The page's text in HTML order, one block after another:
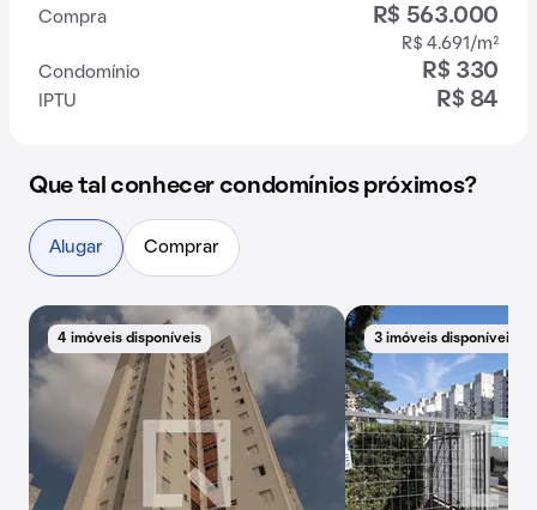
Compra R$ 563.000
R$ 4.691/m²
Condomínio
R$ 330
IPTU R$ 84
Que tal conhecer condomínios próximos?
Alugar Comprar
4 imóveis disponíveis 3 imóveis disponíveis